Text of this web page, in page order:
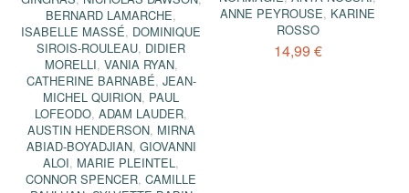
BERNARD LAMARCHE,
ISABELLE MASSÉ, DOMINIQUE
SIROIS-ROULEAU, DIDIER
MORELLI, VANIA RYAN,
CATHERINE BARNABÉ, JEAN-
MICHEL QUIRION, PAUL
LOFEODO,ADAM LAUDER,
AUSTIN HENDERSON, MIRNA
ABIAD-BOYADJIAN, GIOVANNI
ALOI, MARIE PLEINTEL,
CONNOR SPENCER,CAMILLE
ANNE PEYROUSE, KARINE
ROSSO
14,99 €